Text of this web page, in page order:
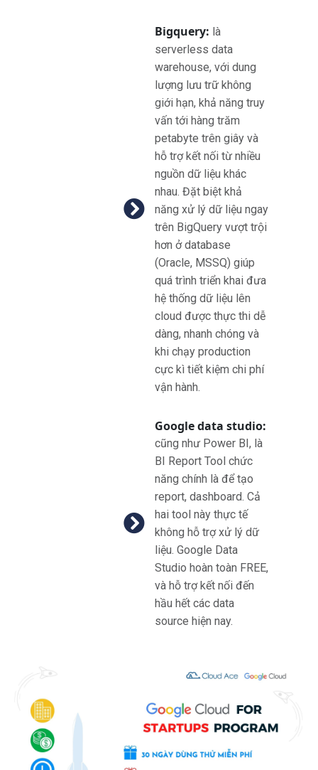
Bigquery: là
serverless data
warehouse, với dung
lượng lưu trữ không
giới hạn, khả năng truy
vấn tới hàng trăm
petabyte trên giây và
hỗ trợ kết nối từ nhiều
nguồn dữ liệu khác
nhau. Đặt biệt khả
năng xử lý dữ liệu ngay
trên BigQuery vượt trội
hơn ở database
(Oracle, MSSQ) giúp
quá trình triển khai đưa
hệ thống dữ liệu lên
cloud được thực thi dễ
dàng, nhanh chóng và
khi chạy production
cực kì tiết kiệm chi phí
vận hành.
Google data studio:
cũng như Power BI, là
BI Report Tool chức
năng chính là để tạo
report, dashboard. Cả
hai tool này thực tế
không hỗ trợ xử lý dữ
liệu. Google Data
Studio hoàn toàn FREE,
và hỗ trợ kết nối đến
hầu hết các data
source hiện nay.